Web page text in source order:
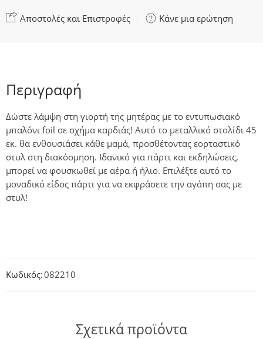
Αποστολές και Επιστροφές Κάνε μια ερώτηση
Περιγραφή
Δώστε λάμψη στη γιορτή της μητέρας με το εντυπωσιακό
μπαλόνι foil σε σχήμα καρδιάς! Αυτό το μεταλλικό στολίδι 45
εκ. θα ενθουσιάσει κάθε μαμά, προσθέτοντας εορταστικό
στυλ στη διακόσμηση. Ιδανικό για πάρτι και εκδηλώσεις,
μπορεί να φουσκωθεί με αέρα ή ήλιο. Επιλέξτε αυτό το
μοναδικό είδος πάρτι για να εκφράσετε την αγάπη σας με
στυλ!
Κωδικός:082210
Σχετικά προϊόντα